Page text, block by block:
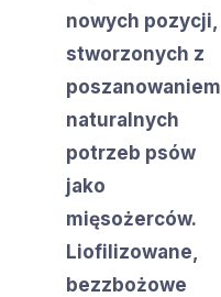
nowych pozycji,
stworzonych z
poszanowaniem
naturalnych
potrzeb psów
jako
mięsożerców.
Liofilizowane,
bezzbożowe